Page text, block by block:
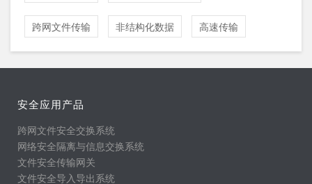
跨网文件传输 非结构化数据 高速传输
安全应用产品
跨网文件安全交换系统
网络安全隔离与信息交换系统
文件安全传输网关
文件安全导入导出系统